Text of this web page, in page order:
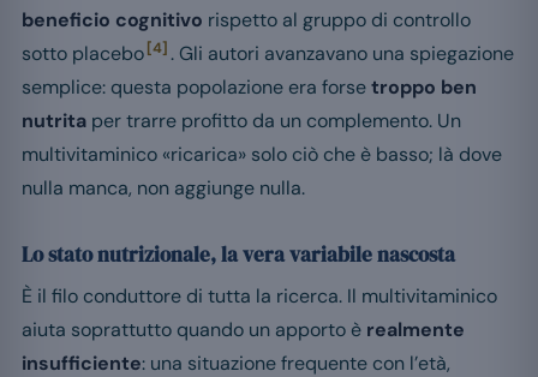
beneficio cognitivo rispetto al gruppo di controllo
sotto placebo[4] . Gli autori avanzavano una spiegazione
semplice: questa popolazione era forsetroppo ben
nutrita per trarre profitto da un complemento. Un
multivitaminico «ricarica» solo ciò che è basso; là dove
nulla manca, non aggiunge nulla.
Lo stato nutrizionale, la vera variabile nascosta
È il filo conduttore di tutta la ricerca. Il multivitaminico
aiuta soprattutto quando un apporto è realmente
insufficiente: una situazione frequente con l’età,